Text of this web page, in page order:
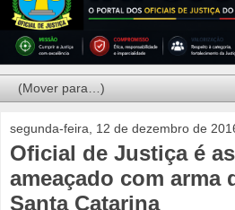
segunda-feira, 12 de dezembro de
Oficial de Justiça é
ameaçado com arma
Santa Catarina